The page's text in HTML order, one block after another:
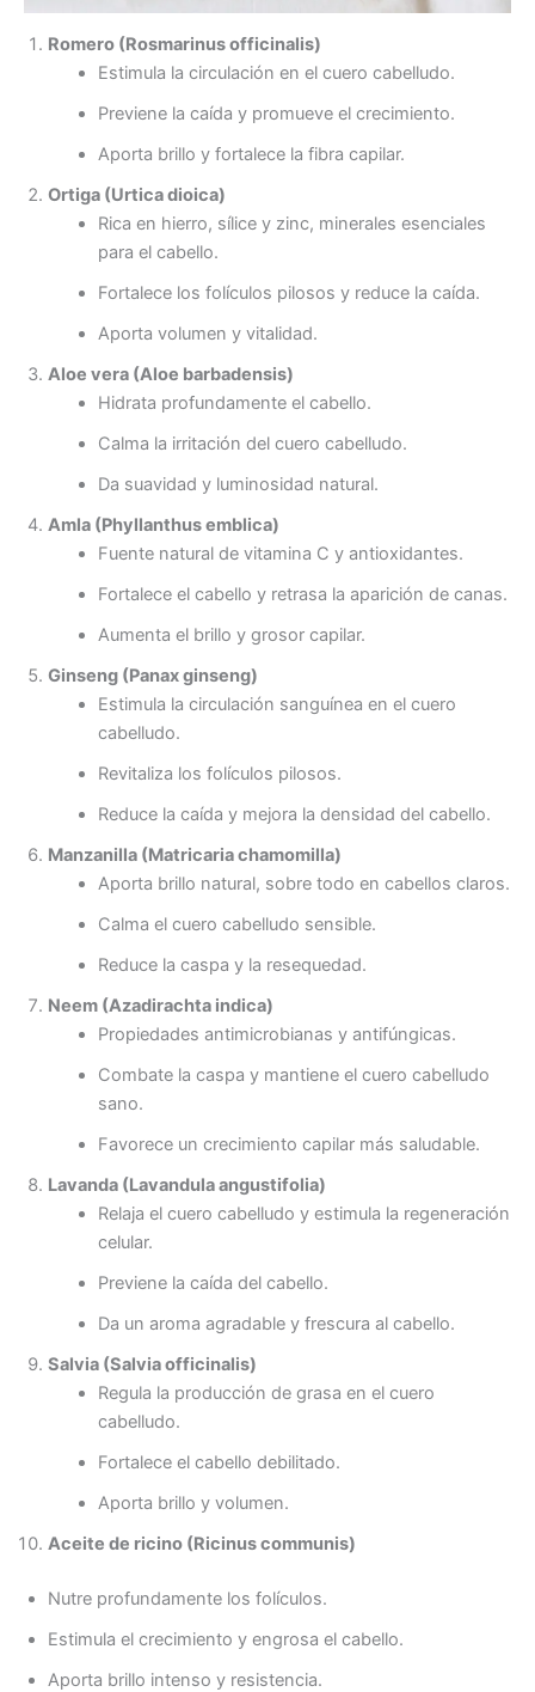
Romero (Rosmarinus officinalis)
Estimula la circulación en el cuero cabelludo.
Previene la caída y promueve el crecimiento.
Aporta brillo y fortalece la fibra capilar.
Ortiga (Urtica dioica)
Rica en hierro, sílice y zinc, minerales esenciales
para el cabello.
Fortalece los folículos pilosos y reduce la caída.
Aporta volumen y vitalidad.
Aloe vera (Aloe barbadensis)
Hidrata profundamente el cabello.
Calma la irritación del cuero cabelludo.
Da suavidad y luminosidad natural.
Amla (Phyllanthus emblica)
Fuente natural de vitamina C y antioxidantes.
Fortalece el cabello y retrasa la aparición de canas.
Aumenta el brillo y grosor capilar.
Ginseng (Panax ginseng)
Estimula la circulación sanguínea en el cuero
cabelludo.
Revitaliza los folículos pilosos.
Reduce la caída y mejora la densidad del cabello.
Manzanilla (Matricaria chamomilla)
Aporta brillo natural, sobre todo en cabellos claros.
Calma el cuero cabelludo sensible.
Reduce la caspa y la resequedad.
Neem (Azadirachta indica)
Propiedades antimicrobianas y antifúngicas.
Combate la caspa y mantiene el cuero cabelludo
sano.
Favorece un crecimiento capilar más saludable.
Lavanda (Lavandula angustifolia)
Relaja el cuero cabelludo y estimula la regeneración
celular.
Previene la caída del cabello.
Da un aroma agradable y frescura al cabello.
Salvia (Salvia officinalis)
Regula la producción de grasa en el cuero
cabelludo.
Fortalece el cabello debilitado.
Aporta brillo y volumen.
Aceite de ricino (Ricinus communis)
Nutre profundamente los folículos.
Estimula el crecimiento y engrosa el cabello.
Aporta brillo intenso y resistencia.